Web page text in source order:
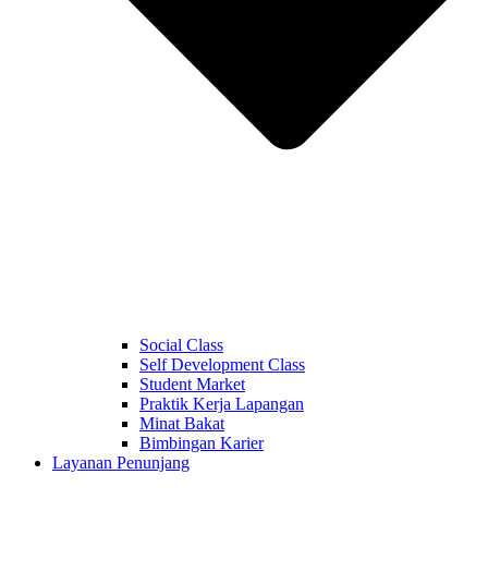
Social Class
Self Development Class
Student Market
Praktik Kerja Lapangan
Minat Bakat
Bimbingan Karier
Layanan Penunjang